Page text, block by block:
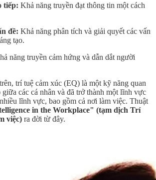
tiếp: Khả năng truyền đạt thông tin một cách
đề: Khả năng phân tích và giải quyết các vấn
tạo.
năng truyền cảm hứng và dẫn dắt người
trí tuệ cảm xúc (EQ) là một kỹ năng quan
các cá nhân và đã trở thành một lĩnh vực
lĩnh vực, bao gồm cả nơi làm việc. Thuật
in the Workplace" (tạm dịch Trí
việc) ra đời từ đây.